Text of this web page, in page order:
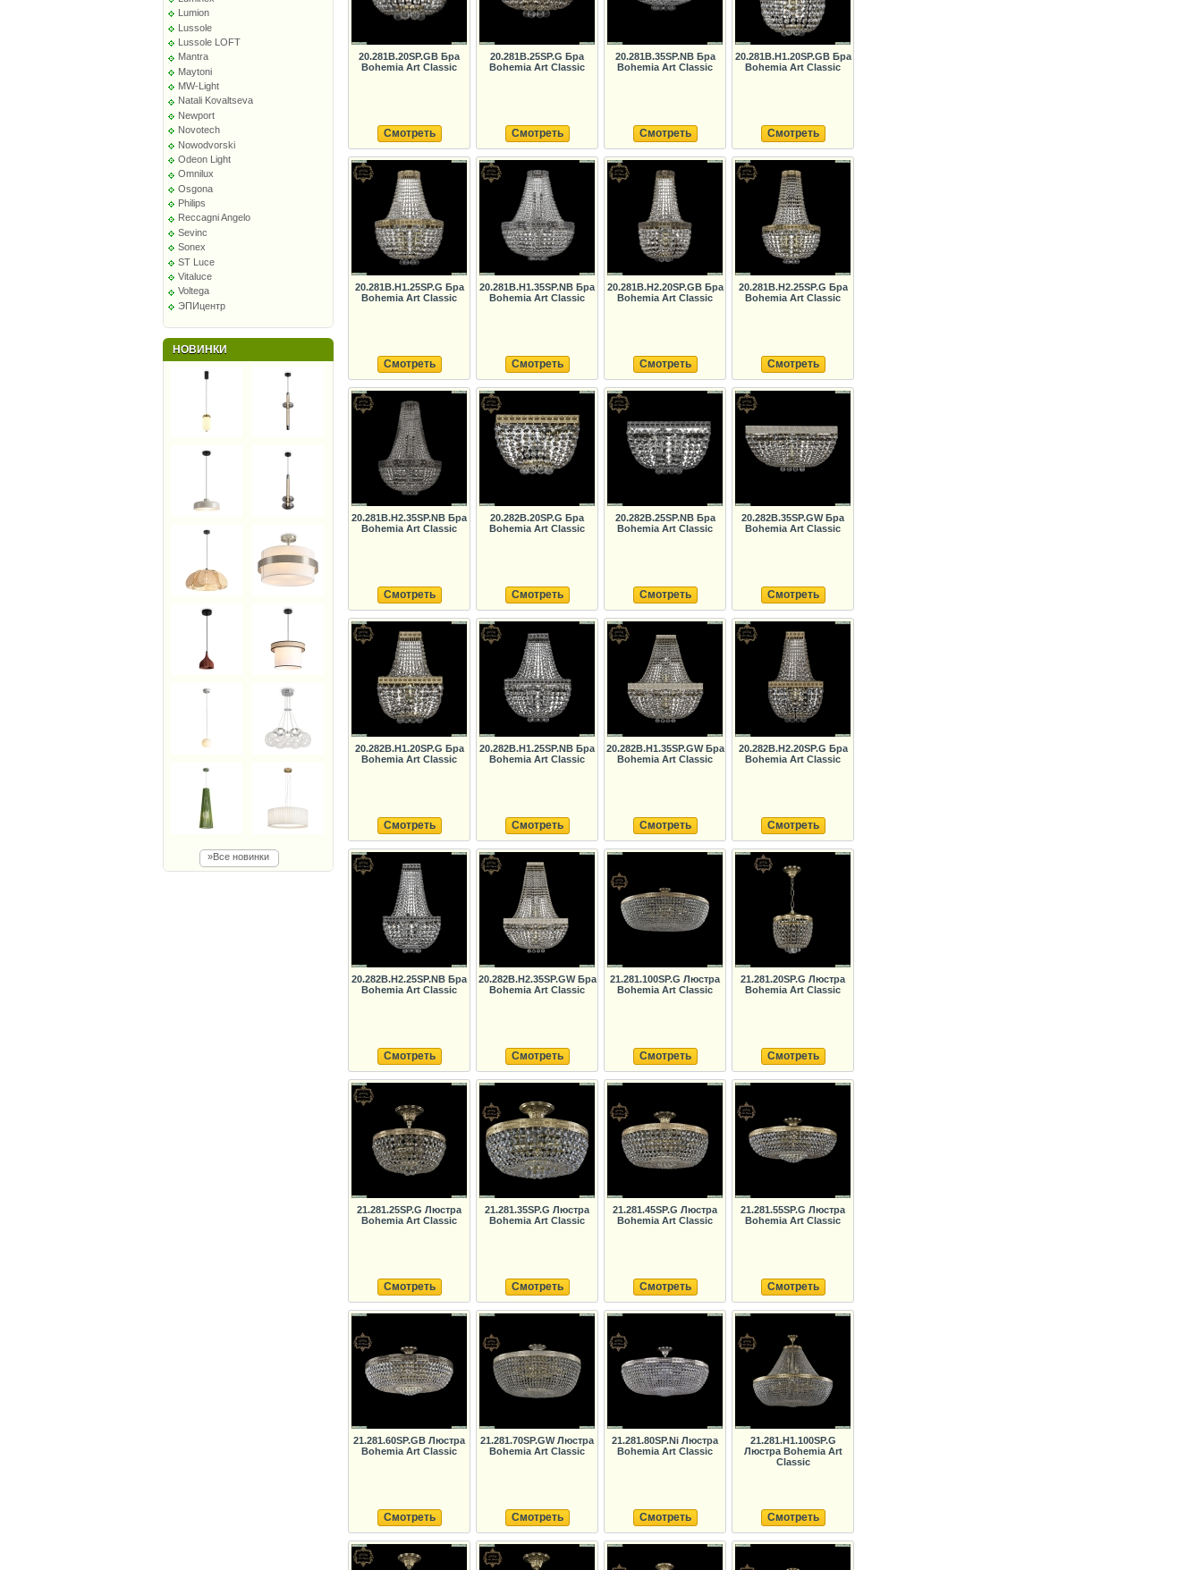
Lumion
Lussole
Lussole LOFT
Mantra
Maytoni
MW-Light
Natali Kovaltseva
Newport
Novotech
Nowodvorski
Odeon Light
Omnilux
Osgona
Philips
Reccagni Angelo
Sevinc
Sonex
ST Luce
Vitaluce
Voltega
ЭПИцентр
НОВИНКИ
»Все новинки
20.281B.20SP.GB Бра
Bohemia Art Classic
Смотреть
20.281B.25SP.G Бра
Bohemia Art Classic
Смотреть
20.281B.35SP.NB Бра
Bohemia Art Classic
Смотреть
20.281B.H1.20SP.GB Бра
Bohemia Art Classic
Смотреть
20.281B.H1.25SP.G Бра
Bohemia Art Classic
Смотреть
20.281B.H1.35SP.NB Бра
Bohemia Art Classic
Смотреть
20.281B.H2.20SP.GB Бра
Bohemia Art Classic
Смотреть
20.281B.H2.25SP.G Бра
Bohemia Art Classic
Смотреть
20.281B.H2.35SP.NB Бра
Bohemia Art Classic
Смотреть
20.282B.20SP.G Бра
Bohemia Art Classic
Смотреть
20.282B.25SP.NB Бра
Bohemia Art Classic
Смотреть
20.282B.35SP.GW Бра
Bohemia Art Classic
Смотреть
20.282B.H1.20SP.G Бра
Bohemia Art Classic
Смотреть
20.282B.H1.25SP.NB Бра
Bohemia Art Classic
Смотреть
20.282B.H1.35SP.GW Бра
Bohemia Art Classic
Смотреть
20.282B.H2.20SP.G Бра
Bohemia Art Classic
Смотреть
20.282B.H2.25SP.NB Бра
Bohemia Art Classic
Смотреть
20.282B.H2.35SP.GW Бра
Bohemia Art Classic
Смотреть
21.281.100SP.G Люстра
Bohemia Art Classic
Смотреть
21.281.20SP.G Люстра
Bohemia Art Classic
Смотреть
21.281.25SP.G Люстра
Bohemia Art Classic
Смотреть
21.281.35SP.G Люстра
Bohemia Art Classic
Смотреть
21.281.45SP.G Люстра
Bohemia Art Classic
Смотреть
21.281.55SP.G Люстра
Bohemia Art Classic
Смотреть
21.281.60SP.GB Люстра
Bohemia Art Classic
Смотреть
21.281.70SP.GW Люстра
Bohemia Art Classic
Смотреть
21.281.80SP.Ni Люстра
Bohemia Art Classic
Смотреть
21.281.H1.100SP.G
Люстра Bohemia Art
Classic
Смотреть